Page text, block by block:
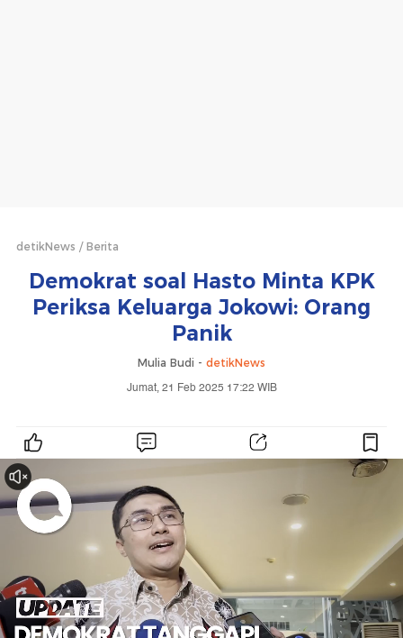
detikNews Berita
Demokrat soal Hasto Minta KPK
Periksa Keluarga Jokowi: Orang
Panik
Mulia Budi - detikNews
Jumat, 21 Feb 2025 17:22 WIB